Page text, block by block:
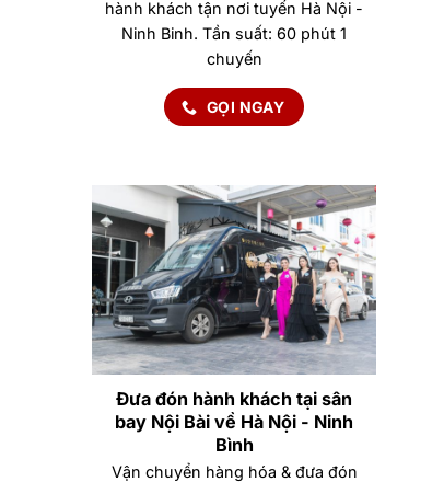
hành khách tận nơi tuyến Hà Nội -
Ninh Binh. Tần suất: 60 phút 1
chuyến
GỌI NGAY
Đưa đón hành khách tại sân
bay Nội Bài về Hà Nội - Ninh
Bình
Vận chuyển hàng hóa & đưa đón